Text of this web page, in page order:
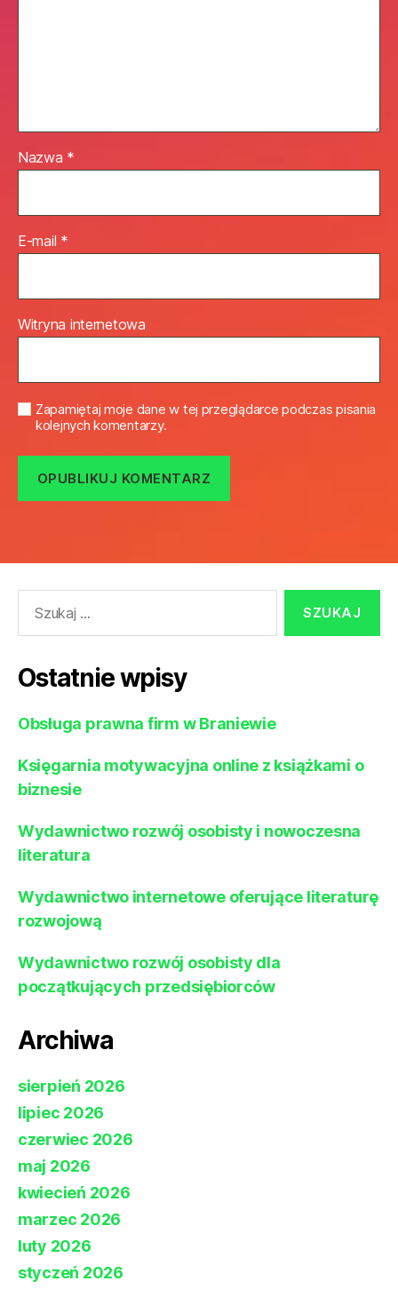
Nazwa *
E-mail *
Witryna internetowa
Zapamiętaj moje dane w tej przeglądarce podczas pisania
kolejnych komentarzy.
Ostatnie wpisy
Obsługa prawna firm w Braniewie
Księgarnia motywacyjna online z książkami o
biznesie
Wydawnictwo rozwój osobisty i nowoczesna
literatura
Wydawnictwo internetowe oferujące literaturę
rozwojową
Wydawnictwo rozwój osobisty dla
początkujących przedsiębiorców
Archiwa
sierpień 2026
lipiec 2026
czerwiec 2026
maj 2026
kwiecień 2026
marzec 2026
luty 2026
styczeń 2026